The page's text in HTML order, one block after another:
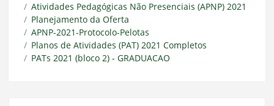
Atividades Pedagógicas Não Presenciais (APNP) 2021
Planejamento da Oferta
APNP-2021-Protocolo-Pelotas
Planos de Atividades (PAT) 2021 Completos
PATs 2021 (bloco 2) - GRADUACAO